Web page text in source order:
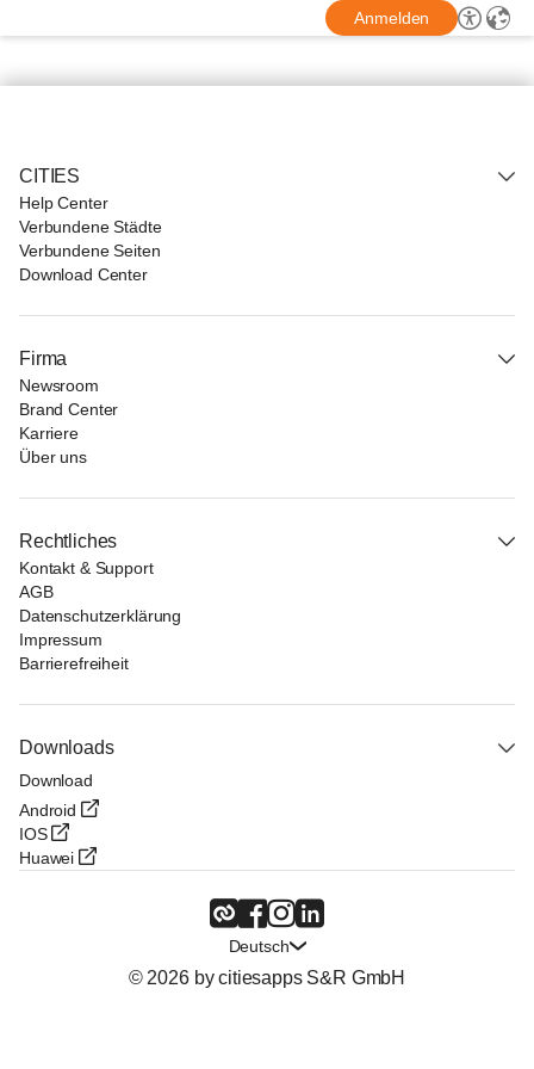
Anmelden
CITIES
Help Center
Verbundene Städte
Verbundene Seiten
Download Center
Firma
Newsroom
Brand Center
Karriere
Über uns
Rechtliches
Kontakt & Support
AGB
Datenschutzerklärung
Impressum
Barrierefreiheit
Downloads
Download
Android
IOS
Huawei
Deutsch
© 2026 by citiesapps S&R GmbH